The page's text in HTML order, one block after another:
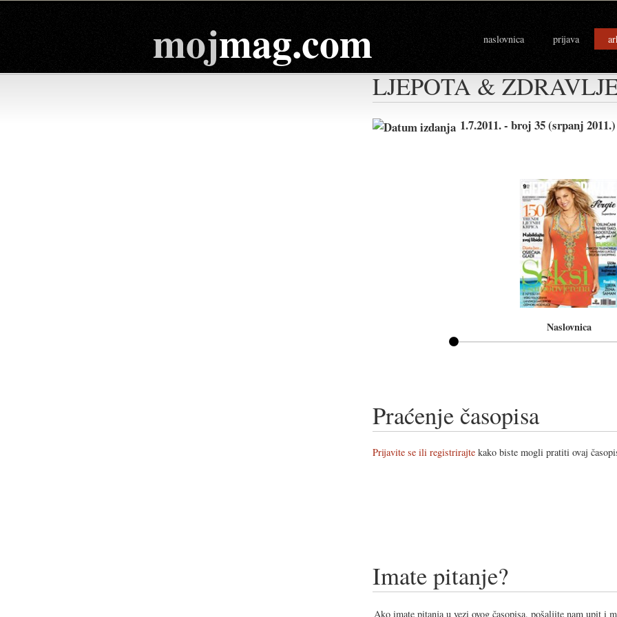
mojmag.com naslovnica prijava
LJEPOTA &
1.7.2011. - broj 35 (srpanj 2011.)
Naslovnica
Praćenje časopisa
Prijavite se ili registrirajte kako biste mogli pratiti ovaj
Imate pitanje?
Ako imate pitanja u vezi ovog časopisa, pošaljite nam upit i